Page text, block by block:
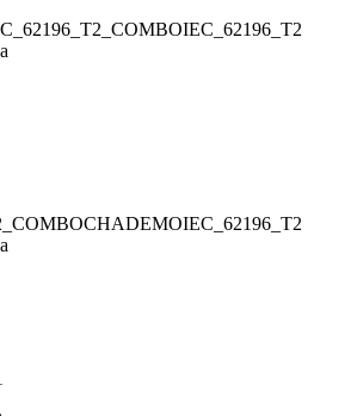
IEC_62196_T2
CHADEMOIEC_62196_T2